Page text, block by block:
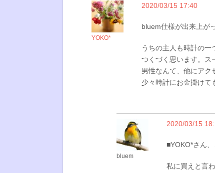
YOKO*
2020/03/15 17:40
bluem仕様が出来上が
うちの主人も時計の一
つくづく思います。ス
男性なんて、他にアク
少々時計にお金掛けて
bluem
2020/03/15
■YOKO*さん、
私に買えと言